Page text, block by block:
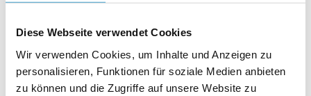
Diese Webseite verwendet Cookies
Wir verwenden Cookies, um Inhalte und Anzeigen zu
personalisieren, Funktionen für soziale Medien anbieten
zu können und die Zugriffe auf unsere Website zu
Creación de valor resistente en la industria
manufacturera: innovadora, con éxito y a prueba de
crisis